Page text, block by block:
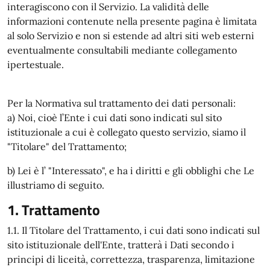
interagiscono con il Servizio. La validità delle
informazioni contenute nella presente pagina è limitata
al solo Servizio e non si estende ad altri siti web esterni
eventualmente consultabili mediante collegamento
ipertestuale.
Per la Normativa sul trattamento dei dati personali:
a) Noi, cioè l’Ente i cui dati sono indicati sul sito
istituzionale a cui è collegato questo servizio, siamo il
"Titolare" del Trattamento;
b) Lei è l’ "Interessato", e ha i diritti e gli obblighi che Le
illustriamo di seguito.
1. Trattamento
1.1. Il Titolare del Trattamento, i cui dati sono indicati sul
sito istituzionale dell'Ente, tratterà i Dati secondo i
principi di liceità, correttezza, trasparenza, limitazione